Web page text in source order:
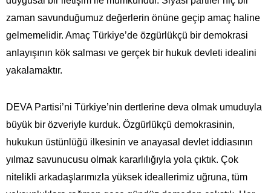
zaman savunduğumuz değerlerin önüne geçip amaç haline
gelmemelidir. Amaç Türkiye’de özgürlükçü bir demokrasi
anlayışının kök salması ve gerçek bir hukuk devleti idealini
yakalamaktır.
DEVA Partisi’ni Türkiye’nin dertlerine deva olmak umuduyla
büyük bir özveriyle kurduk. Özgürlükçü demokrasinin,
hukukun üstünlüğü ilkesinin ve anayasal devlet iddiasının
yılmaz savunucusu olmak kararlılığıyla yola çıktık. Çok
nitelikli arkadaşlarımızla yüksek ideallerimiz uğruna, tüm